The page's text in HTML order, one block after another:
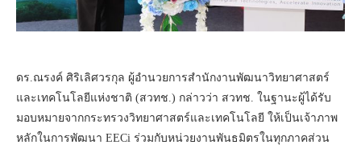
ดร.ณรงค์ ศิริเลิศวรกุล ผู้อำนวยการสำนักงานพัฒนาวิทยาศาสตร์
และเทคโนโลยีแห่งชาติ (สวทช.) กล่าวว่า สวทช. ในฐานะผู้ได้รับ
มอบหมายจากกระทรวงวิทยาศาสตร์และเทคโนโลยี ให้เป็นเจ้าภาพ
หลักในการพัฒนา EECi ร่วมกับหน่วยงานพันธมิตรในทุกภาคส่วน